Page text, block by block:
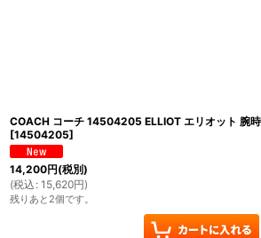
COACH コーチ 14504205 ELLIOT エリオット 腕
[14504205]
14,200円(税別)
(税込 : 15,620円)
残りあと2個です。